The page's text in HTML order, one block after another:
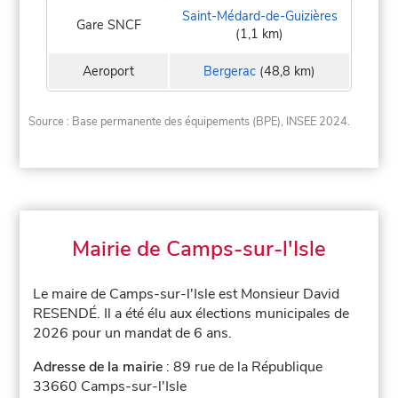
Gare SNCF
Saint-Médard-de-Guizières
(1,1 km)
Aeroport Bergerac (48,8 km)
Source : Base permanente des équipements (BPE), INSEE 2024.
Mairie de Camps-sur-l'Isle
Le maire de Camps-sur-l'Isle est Monsieur David
RESENDÉ. Il a été élu aux élections municipales de
2026 pour un mandat de 6 ans.
Adresse de la mairie : 89 rue de la République
33660 Camps-sur-l'Isle